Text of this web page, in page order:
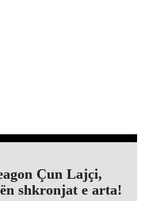
Çun Lajçi,
shkronjat e arta!￼